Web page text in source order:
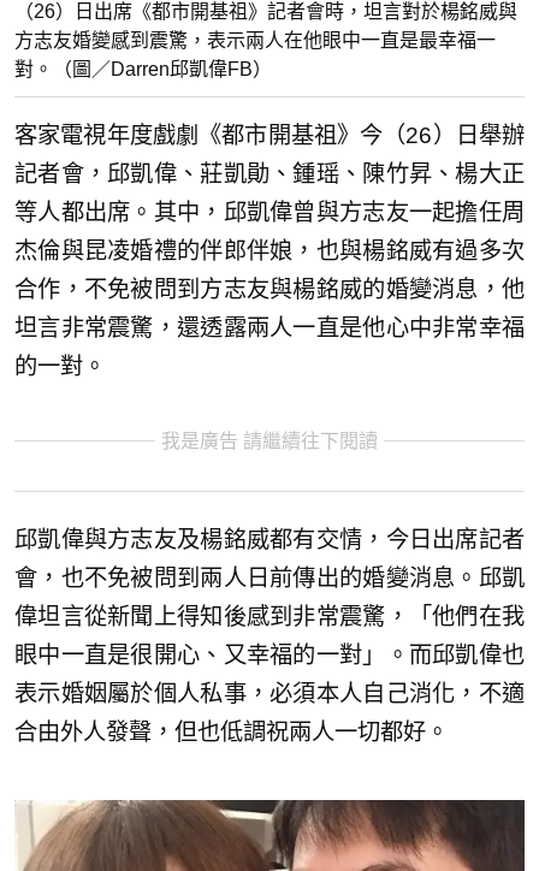
（26）日出席《都市開基祖》記者會時，坦言對於楊銘威與
方志友婚變感到震驚，表示兩人在他眼中一直是最幸福一
對。（圖／Darren邱凱偉FB）
客家電視年度戲劇《都市開基祖》今（26）日舉辦
記者會，邱凱偉、莊凱勛、鍾瑶、陳竹昇、楊大正
等人都出席。其中，邱凱偉曾與方志友一起擔任周
杰倫與昆凌婚禮的伴郎伴娘，也與楊銘威有過多次
合作，不免被問到方志友與楊銘威的婚變消息，他
坦言非常震驚，還透露兩人一直是他心中非常幸福
的一對。
我是廣告 請繼續往下閱讀
邱凱偉與方志友及楊銘威都有交情，今日出席記者
會，也不免被問到兩人日前傳出的婚變消息。邱凱
偉坦言從新聞上得知後感到非常震驚，「他們在我
眼中一直是很開心、又幸福的一對」。而邱凱偉也
表示婚姻屬於個人私事，必須本人自己消化，不適
合由外人發聲，但也低調祝兩人一切都好。